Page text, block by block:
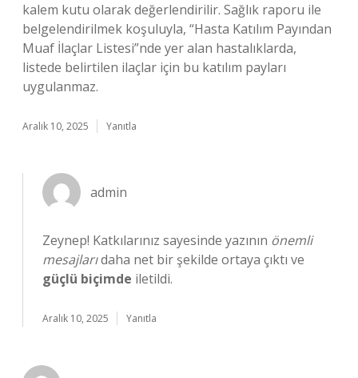
kalem kutu olarak değerlendirilir. Sağlık raporu ile
belgelendirilmek koşuluyla, “Hasta Katılım Payından
Muaf İlaçlar Listesi”nde yer alan hastalıklarda,
listede belirtilen ilaçlar için bu katılım payları
uygulanmaz.
Aralık 10, 2025 Yanıtla
admin
Zeynep! Katkılarınız sayesinde yazının önemli
mesajlarıdaha net bir şekilde ortaya çıktı ve
güçlü biçimde iletildi.
Aralık 10, 2025 Yanıtla